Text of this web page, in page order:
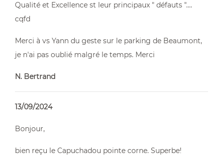
Qualité et Excellence st leur principaux " défauts "....
cqfd
Merci à vs Yann du geste sur le parking de Beaumont,
je n'ai pas oublié malgré le temps. Merci
N. Bertrand
13/09/2024
Bonjour,
bien reçu le Capuchadou pointe corne. Superbe!